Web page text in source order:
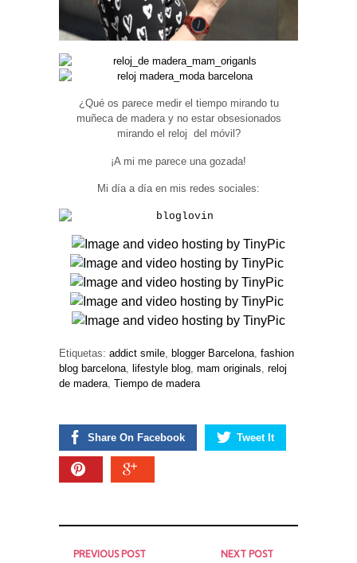
¿Qué os parece medir el tiempo mirando tu
muñeca de madera y no estar obsesionados
mirando el reloj del móvil?
¡A mi me parece una gozada!
Mi día a día en mis redes sociales:
Etiquetas: addict smile, blogger Barcelona, fashion
blog barcelona, lifestyle blog, mam originals, reloj
de madera, Tiempo de madera
Share On Facebook Tweet It
PREVIOUS POST NEXT POST